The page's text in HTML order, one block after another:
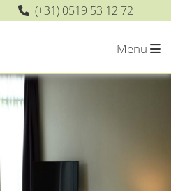
Menu
(+31) 0519 53 12 72